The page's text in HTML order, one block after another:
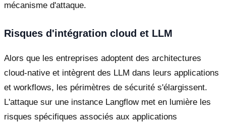
mécanisme d'attaque.
Risques d'intégration cloud et LLM
Alors que les entreprises adoptent des architectures
cloud-native et intègrent des LLM dans leurs applications
et workflows, les périmètres de sécurité s'élargissent.
L'attaque sur une instance Langflow met en lumière les
risques spécifiques associés aux applications